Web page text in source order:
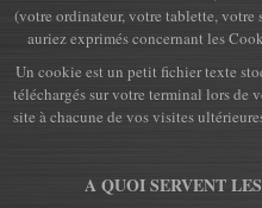
(votre ordinateur, votre tablette, votre
auriez exprimés concernant les
Un cookie est un petit fichier texte
téléchargés sur votre terminal lors de
site à chacune de vos visites
A QUOI SERVENT